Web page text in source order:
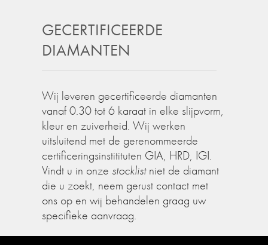
GECERTIFICEERDE
DIAMANTEN
Wij leveren gecertificeerde diamanten
vanaf 0.30 tot 6 karaat in elke slijpvorm,
kleur en zuiverheid. Wij werken
uitsluitend met de gerenommeerde
certificeringsinstitituten GIA, HRD, IGI.
Vindt u in onze stocklistniet de diamant
die u zoekt, neem gerust contact met
ons op en wij behandelen graag uw
specifieke aanvraag.